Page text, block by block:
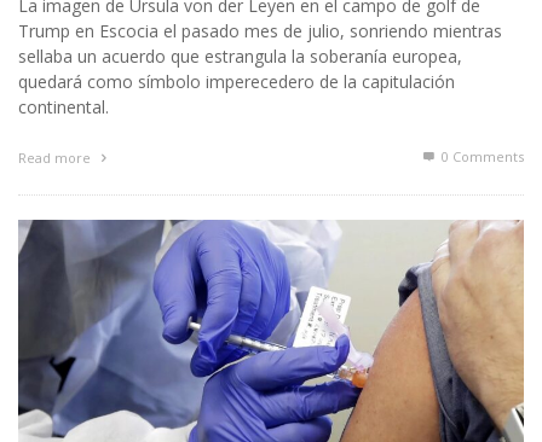
La imagen de Ursula von der Leyen en el campo de golf de
Trump en Escocia el pasado mes de julio, sonriendo mientras
sellaba un acuerdo que estrangula la soberanía europea,
quedará como símbolo imperecedero de la capitulación
continental.
Read more 0 Comments